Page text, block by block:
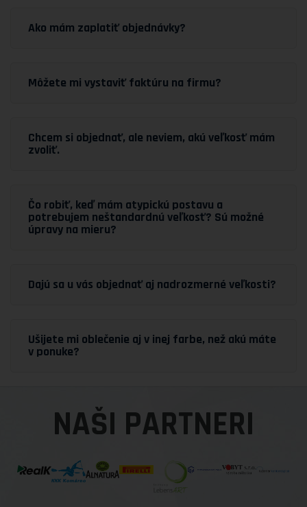
Ako mám zaplatiť objednávky?
Môžete mi vystaviť faktúru na firmu?
Chcem si objednať, ale neviem, akú veľkosť mám
zvoliť.
Čo robiť, keď mám atypickú postavu a
potrebujem neštandardnú veľkosť? Sú možné
úpravy na mieru?
Dajú sa u vás objednať aj nadrozmerné veľkosti?
Ušijete mi oblečenie aj v inej farbe, než akú máte
v ponuke?
NAŠI PARTNERI